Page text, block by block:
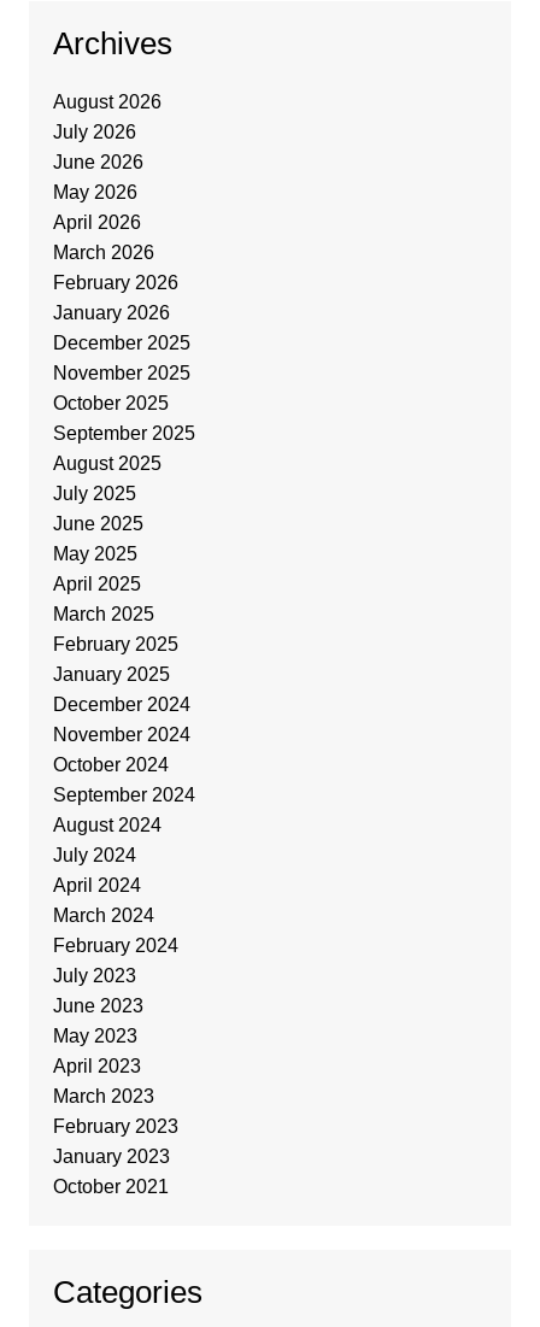
Archives
August 2026
July 2026
June 2026
May 2026
April 2026
March 2026
February 2026
January 2026
December 2025
November 2025
October 2025
September 2025
August 2025
July 2025
June 2025
May 2025
April 2025
March 2025
February 2025
January 2025
December 2024
November 2024
October 2024
September 2024
August 2024
July 2024
April 2024
March 2024
February 2024
July 2023
June 2023
May 2023
April 2023
March 2023
February 2023
January 2023
October 2021
Categories